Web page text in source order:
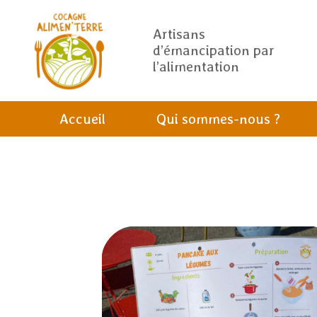
Artisans
d’émancipation par
l’alimentation
Accueil Qui sommes-nous ?